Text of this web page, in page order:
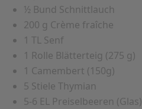
½ Bund Schnittlauch
200 g Crème fraîche
1 TL Senf
1 Rolle Blätterteig (275 g)
1 Camembert (150g)
5 Stiele Thymian
5-6 EL Preiselbeeren (Glas)